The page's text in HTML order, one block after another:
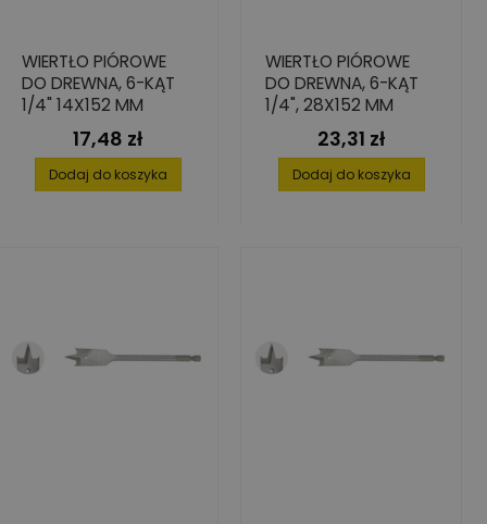
WIERTŁO PIÓROWE
DO DREWNA, 6-KĄT
1/4" 14X152 MM
Cena
17,48 zł
Dodaj do koszyka
WIERTŁO PIÓROWE
DO DREWNA, 6-KĄT
1/4", 28X152 MM
Cena
23,31 zł
Dodaj do koszyka